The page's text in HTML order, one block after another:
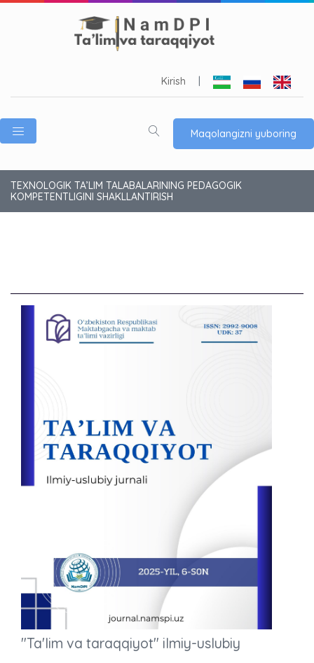
Kirish
Maqolangizni yuboring
TEXNOLOGIK TA’LIM TALABALARINING PEDAGOGIK
KOMPETENTLIGINI SHAKLLANTIRISH
"Ta'lim va taraqqiyot" ilmiy-uslubiy